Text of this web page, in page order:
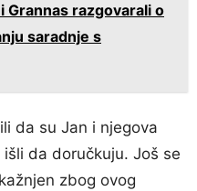
Grannas razgovarali o
saradnje s
da su Jan i njegova
da doručkuju. Još se
zbog ovog